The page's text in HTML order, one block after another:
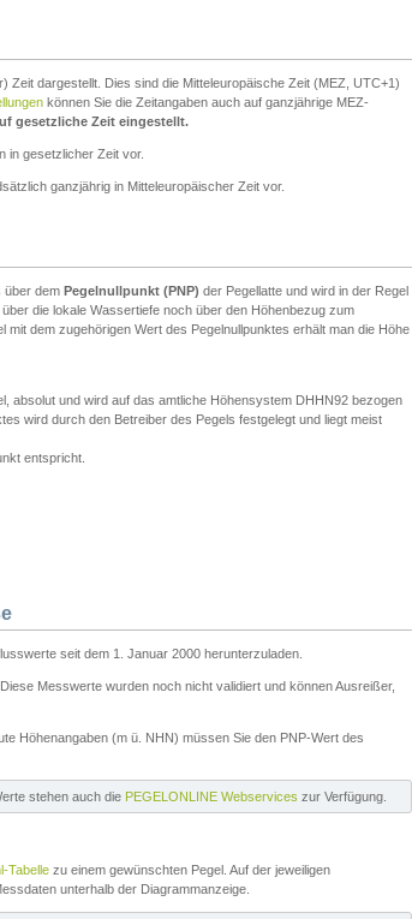
dargestellt. Dies sind die Mitteleuropäische Zeit (MEZ, UTC+1)
können Sie die Zeitangaben auch auf ganzjährige MEZ-
gesetzliche Zeit eingestellt.
in gesetzlicher Zeit vor.
ganzjährig in Mitteleuropäischer Zeit vor.
über dem Pegelnullpunkt (PNP) der Pegellatte und wird in der Regel
die lokale Wassertiefe noch über den Höhenbezug zum
dem zugehörigen Wert des Pegelnullpunktes erhält man die Höhe
absolut und wird auf das amtliche Höhensystem DHHN92 bezogen
wird durch den Betreiber des Pegels festgelegt und liegt meist
entspricht.
seit dem 1. Januar 2000 herunterzuladen.
. Diese Messwerte wurden noch nicht validiert und können Ausreißer,
Höhenangaben (m ü. NHN) müssen Sie den PNP-Wert des
stehen auch die PEGELONLINE Webservices zur Verfügung.
Tabelle zu einem gewünschten Pegel. Auf der jeweiligen
unterhalb der Diagrammanzeige.